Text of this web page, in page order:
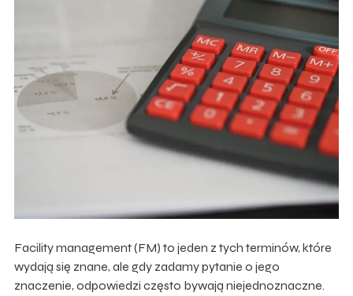
Facility management (FM) to jeden z tych terminów, które
wydają się znane, ale gdy zadamy pytanie o jego
znaczenie, odpowiedzi często bywają niejednoznaczne.